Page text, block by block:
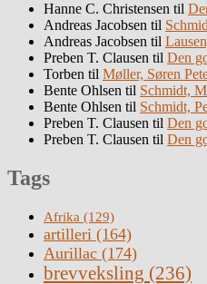
Hanne C. Christensen til
Andreas Jacobsen til
Andreas Jacobsen til
Preben T. Clausen til Den
Torben til Møller, Søren
Bente Ohlsen til Schmidt,
Bente Ohlsen til Schmidt,
Preben T. Clausen til Den
Preben T. Clausen til Den
Tags
Afrika (129)
artilleri (164)
Aurillac (174)
brevveksling (236)